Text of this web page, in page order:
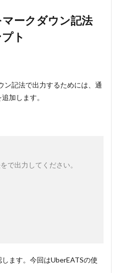
ークダウン記法
ト
記法で出力するためには、通
加します。
で出力してください。
ます。今回はUberEATSの使